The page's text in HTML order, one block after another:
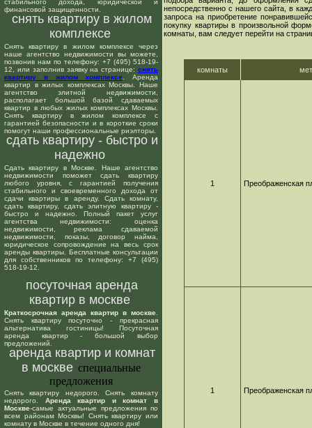
стабильного дохода, юридической и
финансовой защищенности.
снять квартиру в жилом
комплексе
Снять квартиру в жилом комплексе через
наше агентство недвижимости вы можете,
позвонив нам по телефону: +7 (495) 518-19-
12, или заполнив заявку на странице: снять
квартиру в жилом комплексе . Аренда
квартир в жилых комплексах Москвы. Наше
агентство элитной недвижимости,
располагает большой базой сдаваемых
квартир в любых жилых комплексах Москвы.
Снять квартиру в жилом комплексе с
гарантией безопасности и в короткие сроки
помогут наши профессиональные риэлторы.
сдать квартиру - быстро и
надежно
Сдать квартиру в Москве. Наше агентство
недвижимости поможет сдать квартиру
любого уровня, с гарантией получения
стабильного и своевременного дохода от
сдачи квартиры в аренду. Сдать комнату,
сдать квартиру, сдать элитную квартиру -
быстро и надежно. Полный пакет услуг
агентства недвижимости: оценка
недвижимости, реклама сдаваемой
недвижимости, показы, договор найма,
юридическое сопровождение на весь срок
аренды квартиры. Бесплатные консультации
для собственников по телефону: +7 (495)
518-19-12.
посуточная аренда
квартир в москве
Краткосрочная аренда квартир в москве
Снять квартиру посуточно - прекрасная
альтернатива гостиницы! Посуточная
аренда квартир - большой выбор
предложений.
аренда квартир и комнат
в москве специальные
предложения
Снять квартиру недорого. Снять комнату
недорого. Аренда квартир и комнат в
Москве-самые актуальные предложения по
всем районам Москвы! Снять квартиру или
комнату в Москве в течение одного дня!
непосредственно с нашего сайта, в
запроса на приобретение
покупку квартиры в произвольной
комнаты, вам следует перейти на
комнаты
1 Преображенская
1 Преображенская